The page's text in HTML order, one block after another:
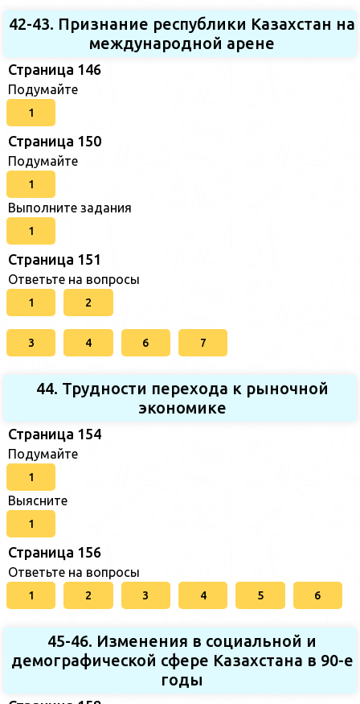
42-43. Признание республики Казахстан на
международной арене
Страница 146
Подумайте
1
Страница 150
Подумайте
1
Выполните задания
1
Страница 151
Ответьте на вопросы
1 2
3 4 6 7
44. Трудности перехода к рыночной
экономике
Страница 154
Подумайте
1
Выясните
1
Страница 156
Ответьте на вопросы
1 2 3 4 5 6
45-46. Изменения в социальной и
демографической сфере Казахстана в 90-е
годы